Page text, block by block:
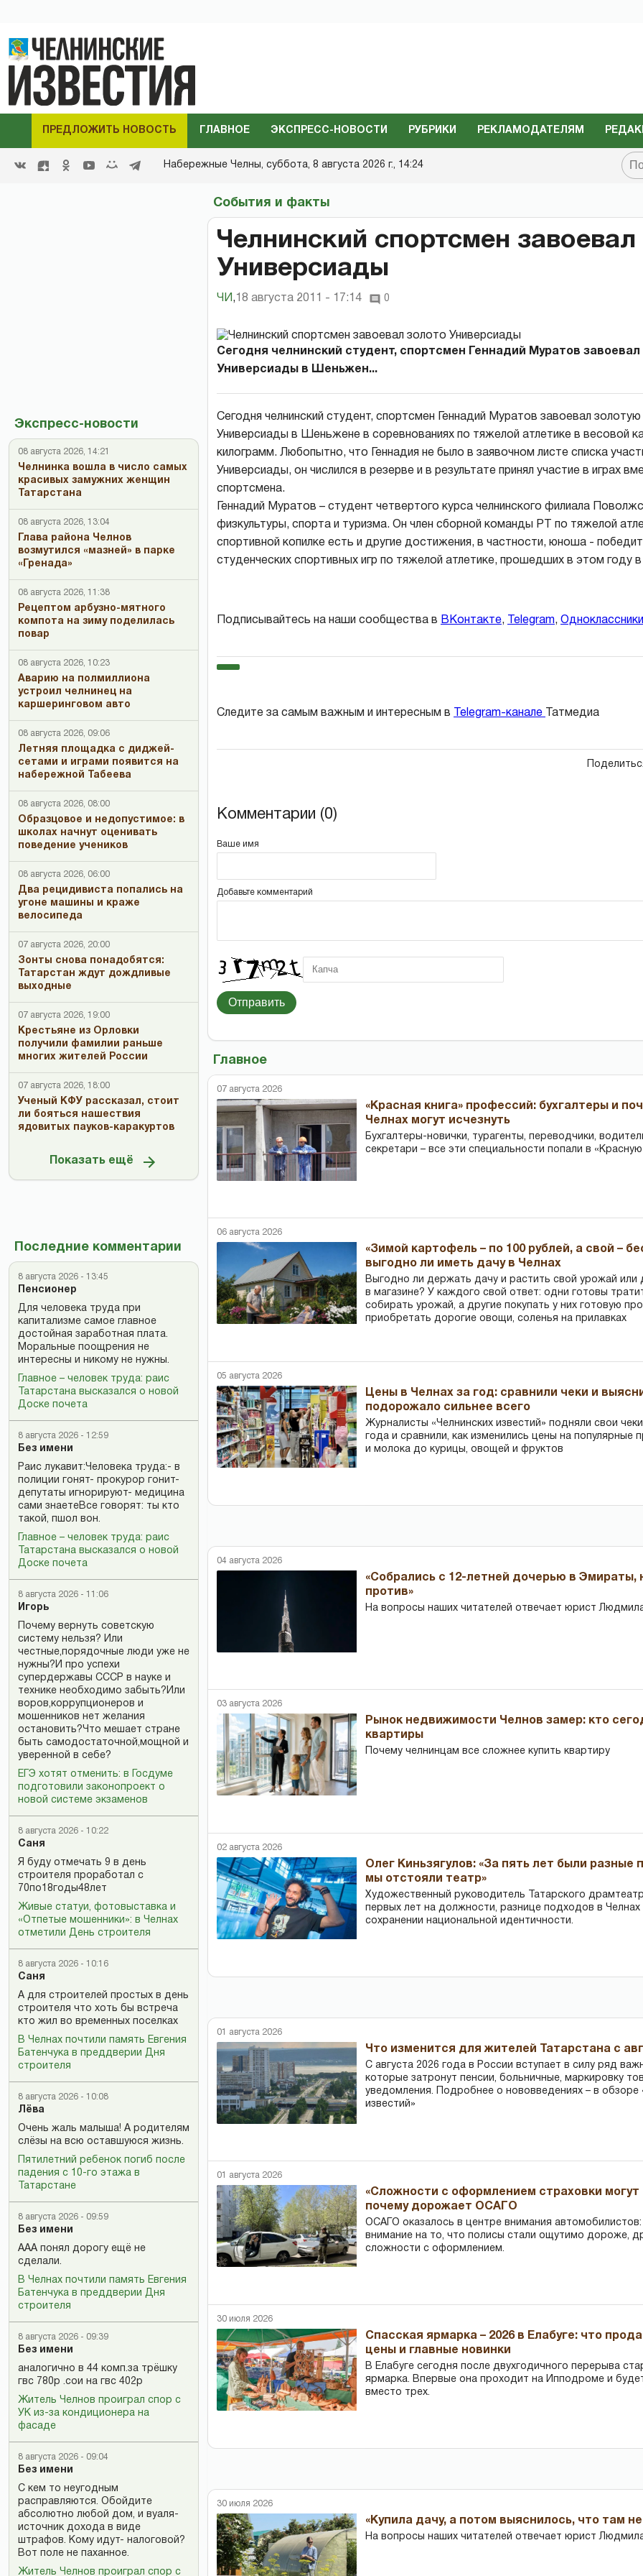
ПРЕДЛОЖИТЬ НОВОСТЬ ГЛАВНОЕ ЭКСПРЕСС-НОВОСТИ РУБРИКИ РЕКЛАМОДАТЕЛЯМ
Набережные Челны, суббота, 8 августа 2026 г., 14:24
Экспресс-новости
08 августа 2026, 14:21
Челнинка вошла в число самых
красивых замужних женщин
Татарстана
08 августа 2026, 13:04
Глава района Челнов
возмутился «мазней» в парке
«Гренада»
08 августа 2026, 11:38
Рецептом арбузно-мятного
компота на зиму поделилась
повар
08 августа 2026, 10:23
Аварию на полмиллиона
устроил челнинец на
каршеринговом авто
08 августа 2026, 09:06
Летняя площадка с диджей-
сетами и играми появится на
набережной Табеева
08 августа 2026, 08:00
Образцовое и недопустимое: в
школах начнут оценивать
поведение учеников
08 августа 2026, 06:00
Два рецидивиста попались на
угоне машины и краже
велосипеда
07 августа 2026, 20:00
Зонты снова понадобятся:
Татарстан ждут дождливые
выходные
07 августа 2026, 19:00
Крестьяне из Орловки
получили фамилии раньше
многих жителей России
07 августа 2026, 18:00
Ученый КФУ рассказал, стоит
ли бояться нашествия
ядовитых пауков-каракуртов
Показать ещё
Последние комментарии
8 августа 2026 - 13:45
Пенсионер
Для человека труда при
капитализме самое главное
достойная заработная плата.
Моральные поощрения не
интересны и никому не нужны.
Главное – человек труда: раис
Татарстана высказался о новой
Доске почета
8 августа 2026 - 12:59
Без имени
Раис лукавит:Человека труда:- в
полиции гонят- прокурор гонит-
депутаты игнорируют- медицина
сами знаетеВсе говорят: ты кто
такой, пшол вон.
Главное – человек труда: раис
Татарстана высказался о новой
Доске почета
8 августа 2026 - 11:06
Игорь
Почему вернуть советскую
систему нельзя? Или
честные,порядочные люди уже не
нужны?И про успехи
супердержавы СССР в науке и
технике необходимо забыть?Или
воров,коррупционеров и
мошенников нет желания
остановить?Что мешает стране
быть самодостаточной,мощной и
уверенной в себе?
ЕГЭ хотят отменить: в Госдуме
подготовили законопроект о
новой системе экзаменов
8 августа 2026 - 10:22
Саня
Я буду отмечать 9 в день
строителя проработал с
70по18годы48лет
Живые статуи, фотовыставка и
«Отпетые мошенники»: в Челнах
отметили День строителя
8 августа 2026 - 10:16
Саня
А для строителей простых в день
строителя что хоть бы встреча
кто жил во временных поселках
В Челнах почтили память Евгения
Батенчука в преддверии Дня
строителя
8 августа 2026 - 10:08
Лёва
Очень жаль малыша! А родителям
слёзы на всю оставшуюся жизнь.
Пятилетний ребенок погиб после
падения с 10-го этажа в
Татарстане
8 августа 2026 - 09:59
Без имени
ААА понял дорогу ещё не
сделали.
В Челнах почтили память Евгения
Батенчука в преддверии Дня
строителя
8 августа 2026 - 09:39
Без имени
аналогично в 44 комп.за трёшку
гвс 780р .сои на гвс 402р
Житель Челнов проиграл спор с
УК из-за кондиционера на
фасаде
8 августа 2026 - 09:04
Без имени
С кем то неугодным
расправляются. Обойдите
абсолютно любой дом, и вуаля-
источник дохода в виде
штрафов. Кому идут- налоговой?
Вот поле не паханное.
Житель Челнов проиграл спор с
События и факты
Челнинский спортсмен завоевал
Универсиады
ЧИ , 18 августа 2011 - 17:14 0
Сегодня челнинский студент, спортсмен Геннадий Муратов
Универсиады в Шеньжен...
Сегодня челнинский студент, спортсмен Геннадий Муратов завоевал
Универсиады в Шеньжене в соревнованиях по тяжелой атлетике в весовой
килограмм. Любопытно, что Геннадия не было в заявочном листе списка
Универсиады, он числился в резерве и в результате принял участие в играх
спортсмена.
Геннадий Муратов – студент четвертого курса челнинского филиала
физкультуры, спорта и туризма. Он член сборной команды РТ по тяжелой
спортивной копилке есть и другие достижения, в частности, юноша -
студенческих спортивных игр по тяжелой атлетике, прошедших в этом году
Подписывайтесь на наши сообщества в ВКонтакте, Telegram, Одноклассники
Следите за самым важным и интересным в Telegram-канале Татмедиа
Комментарии (0)
Ваше имя
Добавьте комментарий
Отправить
Главное
07 августа 2026
«Красная книга» профессий: бухгалтеры и
Челнах могут исчезнуть
Бухгалтеры-новички, тур­агенты, переводчики,
секретари – все эти специальности попали в
06 августа 2026
«Зимой картофель – по 100 рублей, а свой –
выгодно ли иметь дачу в Челнах
Выгодно ли держать дачу и растить свой урожай или
в магазине? У каждого свой ответ: одни готовы
собирать урожай, а другие покупать у них готовую
приобретать дорогие овощи, соленья на прилавках
05 августа 2026
Цены в Челнах за год: сравнили чеки и
подорожало сильнее всего
Журналисты «Челнинских известий» подняли свои
года и сравнили, как изменились цены на популярные
и молока до курицы, овощей и фруктов
04 августа 2026
«Собрались с 12-летней дочерью в
против»
На вопросы наших читателей отвечает юрист
03 августа 2026
Рынок недвижимости Челнов замер: кто
квартиры
Почему челнинцам все сложнее купить квартиру
02 августа 2026
Олег Киньзягулов: «За пять лет были разные
мы отстояли театр»
Художественный руководитель Татарского
первых лет на должности, разнице подходов в Челнах
сохранении национальной идентичности.
01 августа 2026
Что изменится для жителей Татарстана с
С августа 2026 года в России вступает в силу ряд
которые затронут пенсии, больничные, маркировку
уведомления. Подробнее о нововведениях – в обзоре
известий»
01 августа 2026
«Сложности с оформлением страховки могут
почему дорожает ОСАГО
ОСАГО оказалось в центре внимания
внимание на то, что полисы стали ощутимо дороже,
сложности с оформлением.
30 июля 2026
Спасская ярмарка – 2026 в Елабуге: что
цены и главные новинки
В Елабуге сегодня после двухгодичного перерыва
ярмарка. Впервые она проходит на Ипподроме и
вместо трех.
30 июля 2026
«Купила дачу, а потом выяснилось, что там
На вопросы наших читателей отвечает юрист